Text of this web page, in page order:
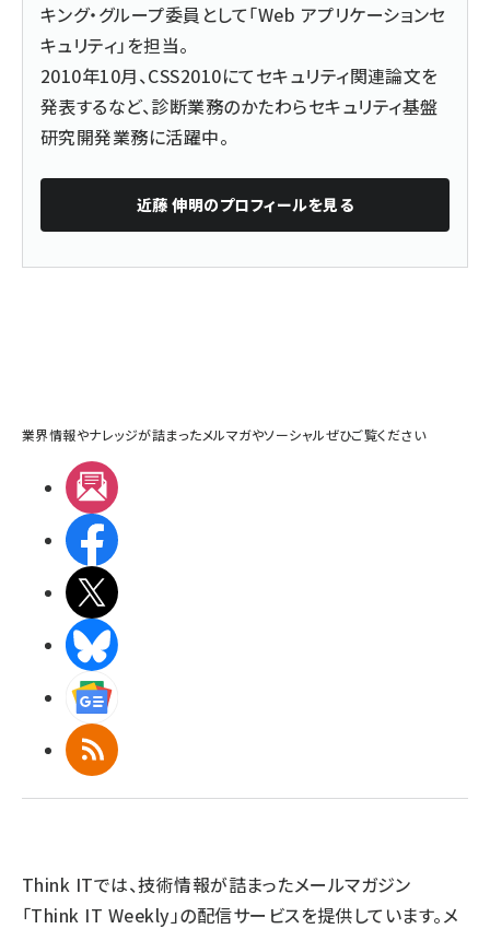
キング・グループ委員として「Web アプリケーションセ
キュリティ」を担当。
2010年10月、CSS2010にてセキュリティ関連論文を
発表するなど、診断業務のかたわらセキュリティ基盤
研究開発業務に活躍中。
近藤 伸明のプロフィールを見る
業界情報やナレッジが詰まったメルマガやソーシャルぜひご覧ください
RSS
Think ITでは、技術情報が詰まったメールマガジン
「Think IT Weekly」の配信サービスを提供しています。メ